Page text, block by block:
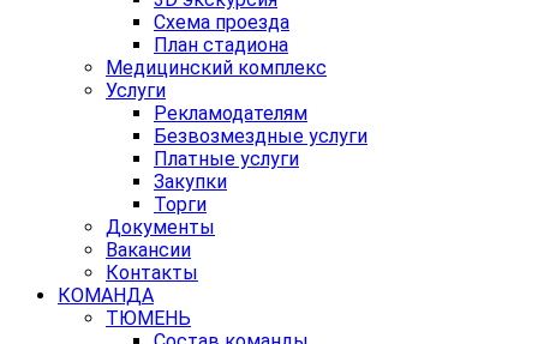
Схема проезда
План стадиона
Медицинский комплекс
Услуги
Рекламодателям
Безвозмездные услуги
Платные услуги
Закупки
Торги
Документы
Вакансии
Контакты
КОМАНДА
ТЮМЕНЬ